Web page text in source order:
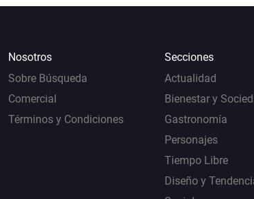
Nosotros
Sobre Búsqueda
Comercial
Términos y Condiciones
Secciones
Actualidad
Bienestar y
Gastronomía
Personajes
Tiempo Libre
Diseño y